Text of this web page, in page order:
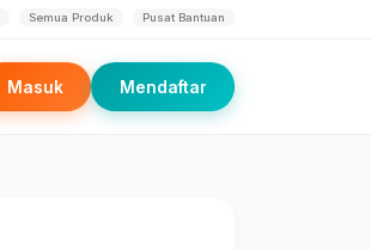
Semua Produk Pusat Bantuan
Masuk Mendaftar